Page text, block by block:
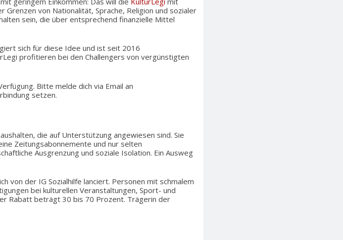
von Nationalität, Sprache, Religion und sozialer
sein, die über entsprechend finanzielle Mittel
sich für diese Idee und ist seit 2016
profitieren bei den Challengers von vergünstigten
Bitte melde dich via Email an
setzen.
die auf Unterstützung angewiesen sind. Sie
Zeitungsabonnemente und nur selten
Ausgrenzung und soziale Isolation. Ein Ausweg
von der IG Sozialhilfe lanciert. Personen mit schmalem
bei kulturellen Veranstaltungen, Sport- und
Rabatt beträgt 30 bis 70 Prozent. Trägerin der